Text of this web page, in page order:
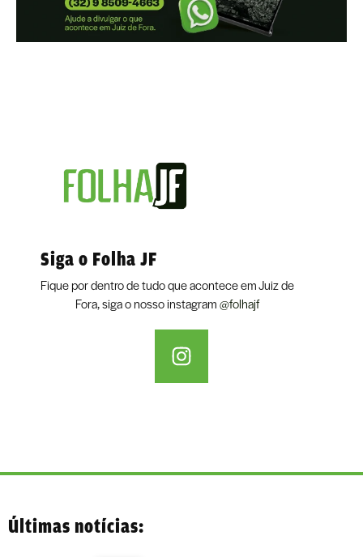
Siga o Folha JF
Fique por dentro de tudo que acontece em Juiz de
Fora, siga o nosso instagram@folhajf
Últimas notícias: